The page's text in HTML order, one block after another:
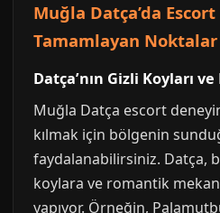
Muğla Datça’da
Tamamlayan Noktalar
Datça’nın Gizli Koyları
Muğla Datça escort
kılmak için bölgenin
faydalanabilirsiniz. Datça,
koylara ve romantik
yapıyor. Örneğin,